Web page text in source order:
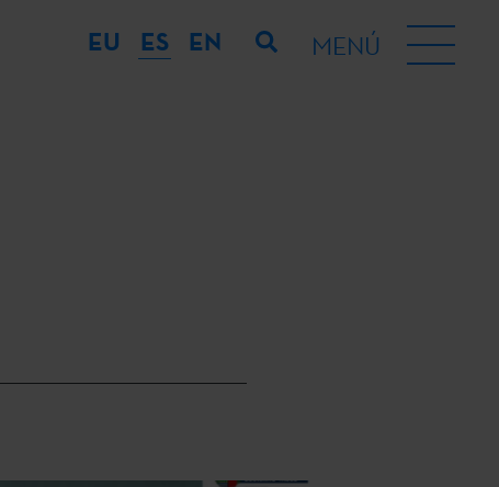
EU ES EN MENÚ